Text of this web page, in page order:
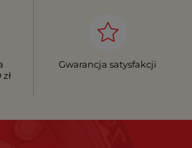
Gwarancja satysfakcji